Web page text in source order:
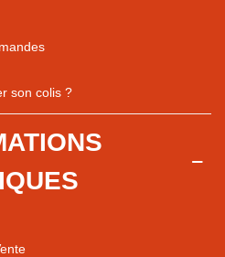
du magasin
Chez vous, Point relais, Retrait magasin
son colis ?